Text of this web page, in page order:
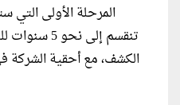
المرحلة الأولى التي
الكشف، مع أحقية الشركة